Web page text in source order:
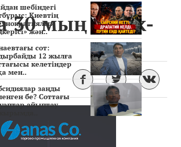
30 мың төсек-
шебіндегі
Киевтің
жән..
сот:
12 жылға
келетіндер
мен..
заңды
бе? Соттағы
айыптау